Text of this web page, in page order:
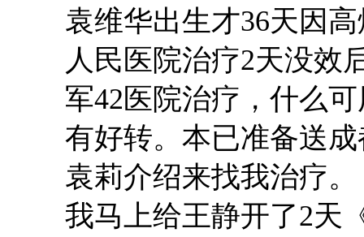
袁维华出生才36天因
人民医院治疗2天没效
军42医院治疗，什么
有好转。本已准备送
袁莉介绍来找我治疗。
我马上给王静开了2天